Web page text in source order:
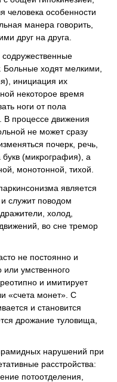
человека особенности
манера говорить,
друг на друга.
содружественные
Больные ходят мелкими,
инициация их
некоторое время
ноги от пола
В процессе движения
не может сразу
почерк, речь,
(микрография), а
монотонной, тихой.
является
служит поводом
холод,
во сне тремор
не постоянно и
или умственного
и имитирует
«счета монет». С
и становится
дрожание туловища,
нарушений при
расстройства:
потоотделения,